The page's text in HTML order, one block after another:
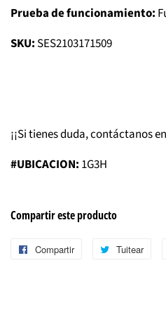
Prueba de funcionamiento:
SKU: SES2103171509
¡¡Si tienes duda, contáctanos
#UBICACION: 1G3H
Compartir este producto
Compartir
CompartirTuitear